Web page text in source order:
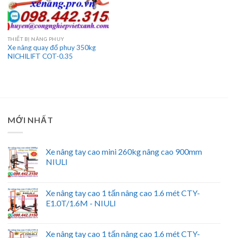
THIẾT BỊ NÂNG PHUY
Xe nâng quay đổ phuy 350kg
NICHILIFT COT-0.35
MỚI NHẤT
Xe nâng tay cao mini 260kg nâng cao 900mm
NIULI
Xe nâng tay cao 1 tấn nâng cao 1.6 mét CTY-
E1.0T/1.6M - NIULI
Xe nâng tay cao 1 tấn nâng cao 1.6 mét CTY-